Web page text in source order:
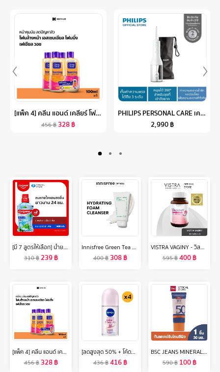
[แพ็ค 4] คลีน แอนด์ เคลียร์ โฟมล้างหน้า เอสเซนเชียล โฟมมิ่ง เฟเชียล วอช 100 มล. X 4 CLEAN & CLEAR ESSENTIALS FOAMING FACIAL WASH 100 ML X 4
456฿ 328฿
PHILIPS PERSONAL CARE เครื่องฉีดพ่นน้ำทำความสะอาดซอกฟัน แบบไร้สาย
2,990฿
[มี 7 สูตรให้เลือก] น้ำยาบ้วนปาก คอลเกต น้ำยาบ้วนปาก 500 มล. รวม 2 ขวด [Available in 8 variants] Colgate Plax Mouthwash Mouthwash 500ml Total 2 Bottles
310฿239฿
Innisfree Green Tea Hydrating Amino Acid Cleansing Foam 150g. อินนิสฟรี กรีนที ไฮเดรติ้ง อะมิโนเอซิด คลีนซิ่ง โฟม 150 กรัม
400฿ 308฿
VISTRA VAGINY - วิสทร้า วาจินี่ (30 เม็ด)
595฿400฿
[แพ็ค 4] คลีน แอนด์ เคลียร์ โฟมล้างหน้า เอสเซนเชียล โฟมมิ่ง เฟเชียล วอช 100 มล. x 4 Clean & Clear Essentials Foaming Facial Wash 100 ml x 4
456฿ 328฿
[ลดสูงสุด 50% + โค้ดลดเพิ่ม 20%]นีเวีย เพิร์ล แอนด์ บิวตี้ โรลออน ระงับกลิ่นกาย สำหรับผู้หญิง 50 มล. 4 ชิ้น NIVEA
436฿416฿
BSC JEANS MINERAL TONE UP SUNSCREEN SPF50 PA+++ ครีมกันแดดเนื้อบางเบา ช่วยปกป้องผิวจากแสงแดดด้วย SPF50 ป้องกันทั้งรังสี UVA และ UVB พร้อมปรับโทนสีผิว
590฿ 100฿